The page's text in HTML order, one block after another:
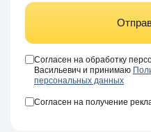
Согласен на обработку
Васильевич и принимаю
персональных данных
Согласен на получение